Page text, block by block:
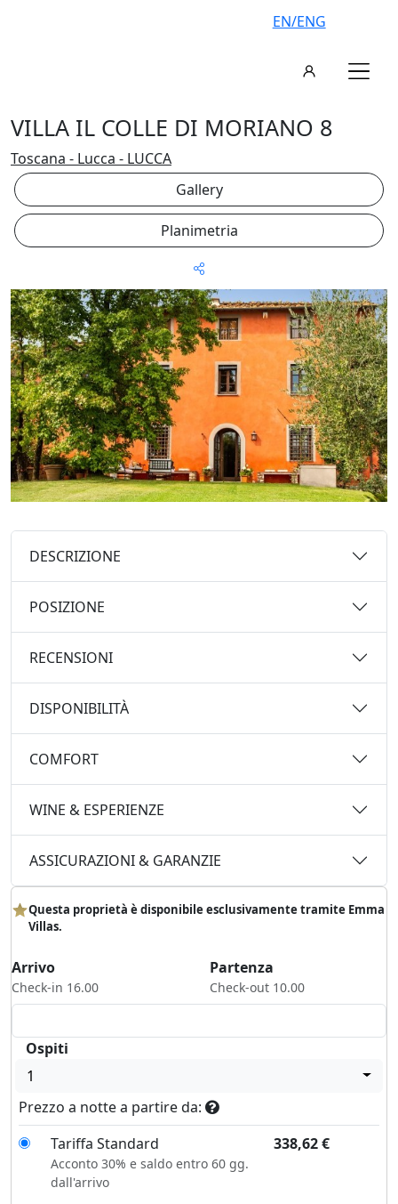
EN/ENG
VILLA IL COLLE DI MORIANO 8
Toscana - Lucca - LUCCA
Gallery
Planimetria
DESCRIZIONE
POSIZIONE
RECENSIONI
DISPONIBILITÀ
COMFORT
WINE & ESPERIENZE
ASSICURAZIONI & GARANZIE
Questa proprietà è disponibile esclusivamente tramite Emma
Villas.
Arrivo
Check-in 16.00
Partenza
Check-out 10.00
Ospiti
1
Prezzo a notte a partire da:
Tariffa Standard
338,62€
Acconto 30% e saldo entro 60 gg.
dall'arrivo